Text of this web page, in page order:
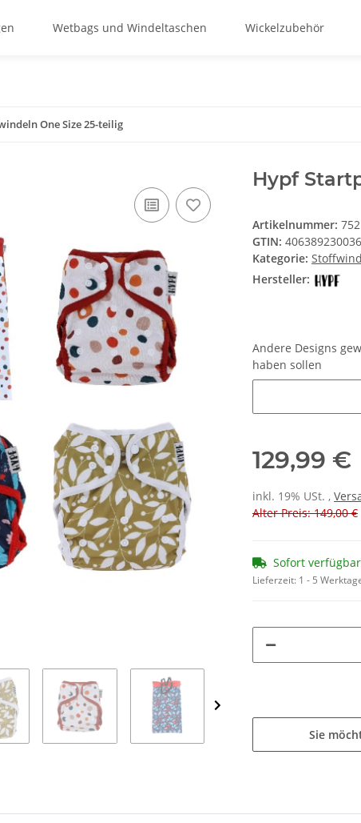
Wetbags und Windeltaschen Wickelzubehör
One Size 25-teilig
Hypf
Artikelnummer:
GTIN:
Kategorie:
Hersteller:
Andere Designs
haben sollen
129,99 €
inkl. 19% USt. ,
Alter Preis: 149,00 €
Sofort verfügbar
Lieferzeit: 1 - 5
Sie